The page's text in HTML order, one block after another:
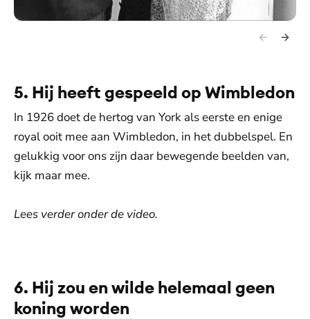
5. Hij heeft gespeeld op Wimbledon
In 1926 doet de hertog van York als eerste en enige
royal ooit mee aan Wimbledon, in het dubbelspel. En
gelukkig voor ons zijn daar bewegende beelden van,
kijk maar mee.
Lees verder onder de video.
6. Hij zou en wilde helemaal geen
koning worden